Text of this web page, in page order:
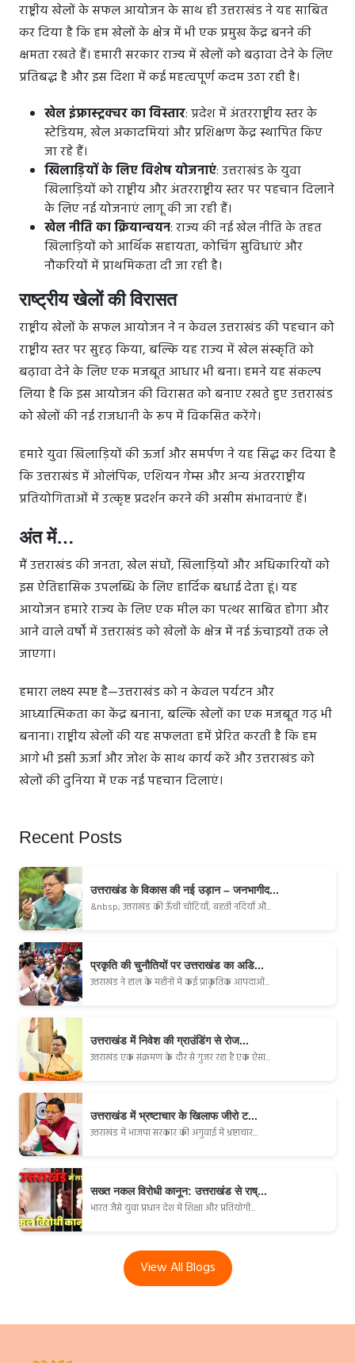
राष्ट्रीय खेलों के सफल आयोजन के साथ ही उत्तराखंड ने यह साबित
कर दिया है कि हम खेलों के क्षेत्र में भी एक प्रमुख केंद्र बनने की
क्षमता रखते हैं। हमारी सरकार राज्य में खेलों को बढ़ावा देने के लिए
प्रतिबद्ध है और इस दिशा में कई महत्वपूर्ण कदम उठा रही है।
खेल इंफ्रास्ट्रक्चर का विस्तार: प्रदेश में अंतरराष्ट्रीय स्तर के
स्टेडियम, खेल अकादमियां और प्रशिक्षण केंद्र स्थापित किए
जा रहे हैं।
खिलाड़ियों के लिए विशेष योजनाएं: उत्तराखंड के युवा
खिलाड़ियों को राष्ट्रीय और अंतरराष्ट्रीय स्तर पर पहचान दिलाने
के लिए नई योजनाएं लागू की जा रही हैं।
खेल नीति का क्रियान्वयन: राज्य की नई खेल नीति के तहत
खिलाड़ियों को आर्थिक सहायता, कोचिंग सुविधाएं और
नौकरियों में प्राथमिकता दी जा रही है।
राष्ट्रीय खेलों की विरासत
राष्ट्रीय खेलों के सफल आयोजन ने न केवल उत्तराखंड की पहचान को
राष्ट्रीय स्तर पर सुदृढ़ किया, बल्कि यह राज्य में खेल संस्कृति को
बढ़ावा देने के लिए एक मजबूत आधार भी बना। हमने यह संकल्प
लिया है कि इस आयोजन की विरासत को बनाए रखते हुए उत्तराखंड
को खेलों की नई राजधानी के रूप में विकसित करेंगे।
हमारे युवा खिलाड़ियों की ऊर्जा और समर्पण ने यह सिद्ध कर दिया है
कि उत्तराखंड में ओलंपिक, एशियन गेम्स और अन्य अंतरराष्ट्रीय
प्रतियोगिताओं में उत्कृष्ट प्रदर्शन करने की असीम संभावनाएं हैं।
अंत में…
मैं उत्तराखंड की जनता, खेल संघों, खिलाड़ियों और अधिकारियों को
इस ऐतिहासिक उपलब्धि के लिए हार्दिक बधाई देता हूं। यह
आयोजन हमारे राज्य के लिए एक मील का पत्थर साबित होगा और
आने वाले वर्षों में उत्तराखंड को खेलों के क्षेत्र में नई ऊंचाइयों तक ले
जाएगा।
हमारा लक्ष्य स्पष्ट है—उत्तराखंड को न केवल पर्यटन और
आध्यात्मिकता का केंद्र बनाना, बल्कि खेलों का एक मजबूत गढ़ भी
बनाना। राष्ट्रीय खेलों की यह सफलता हमें प्रेरित करती है कि हम
आगे भी इसी ऊर्जा और जोश के साथ कार्य करें और उत्तराखंड को
खेलों की दुनिया में एक नई पहचान दिलाएं।
Recent Posts
उत्तराखंड के विकास की नई उड़ान – जनभागीद...
&nbsp; उत्तराखंड की ऊँची चोटियाँ, बहती नदियाँ औ...
प्रकृति की चुनौतियों पर उत्तराखंड का अडि...
उत्तराखंड ने हाल के महीनों में कई प्राकृतिक आपदाओं...
उत्तराखंड में निवेश की ग्राउंडिंग से रोज...
उत्तराखंड एक संक्रमण के दौर से गुजर रहा है एक ऐसा...
उत्तराखंड में भ्रष्टाचार के खिलाफ जीरो ट...
उत्तराखंड में भाजपा सरकार की अगुवाई में भ्रष्टाचार...
सख्त नकल विरोधी कानून: उत्तराखंड से राष्...
भारत जैसे युवा प्रधान देश में शिक्षा और प्रतियोगी...
View All Blogs